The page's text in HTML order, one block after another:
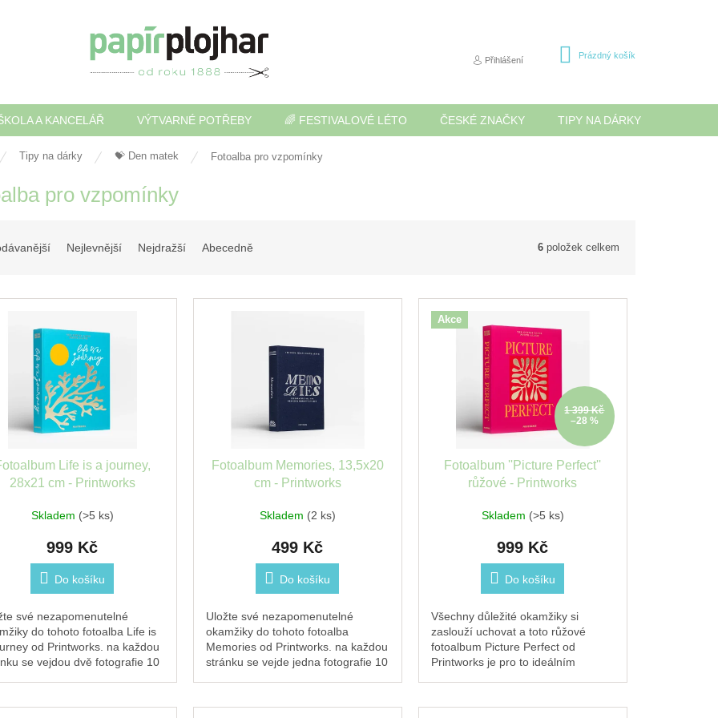
Přihlášení
NÁKUPNÍ
Prázdný košík
A KANCELÁŘ VÝTVARNÉ POTŘEBY 🌈 FESTIVALOVÉ LÉTO ČESKÉ ZNAČKY TIPY NA DÁRKY
Tipy na dárky 💝 Den matek Fotoalba pro vzpomínky
pro vzpomínky
Nejlevnější Nejdražší Abecedně 6 položek celkem
Life is a journey,
28x21 cm - Printworks
Skladem (>5 ks)
999 Kč
Do košíku
své nezapomenutelné
do tohoto fotoalba Life is
od Printworks. na každou
se vejdou dvě fotografie 10
Fotoalbum Memories, 13,5x20
cm - Printworks
Skladem (2 ks)
499 Kč
Do košíku
Uložte své nezapomenutelné
okamžiky do tohoto fotoalba
Memories od Printworks. na každou
stránku se vejde jedna fotografie 10
Akce
1 399 Kč
–28 %
Fotoalbum ''Picture Perfect''
růžové - Printworks
Skladem (>5 ks)
999 Kč
Do košíku
Všechny důležité okamžiky si
zaslouží uchovat a toto růžové
fotoalbum Picture Perfect od
Printworks je pro to ideálním